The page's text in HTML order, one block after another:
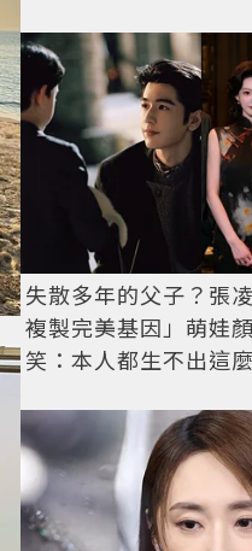
失散多年的父子？張
複製完美基因」萌娃
笑：本人都生不出這